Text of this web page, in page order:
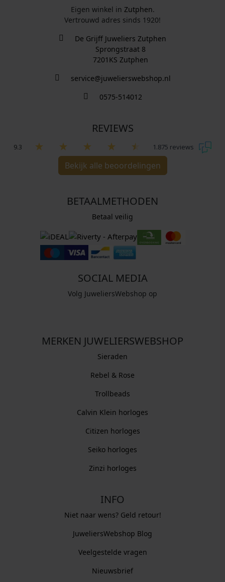
Eigen winkel in Zutphen.
Vertrouwd adres sinds 1920!
De Grijff Juweliers Zutphen
Sprongstraat 8
7201KS Zutphen
service@juwelierswebshop.nl
0575-514012
REVIEWS
9.3 1.875 reviews
Bekijk alle beoordelingen
BETAALMETHODEN
Betaal veilig
SOCIAL MEDIA
Volg JuweliersWebshop op
MERKEN JUWELIERSWEBSHOP
Sieraden
Rebel & Rose
Trollbeads
Calvin Klein horloges
Citizen horloges
Seiko horloges
Zinzi horloges
INFO
Niet naar wens? Geld retour!
JuweliersWebshop Blog
Veelgestelde vragen
Nieuwsbrief